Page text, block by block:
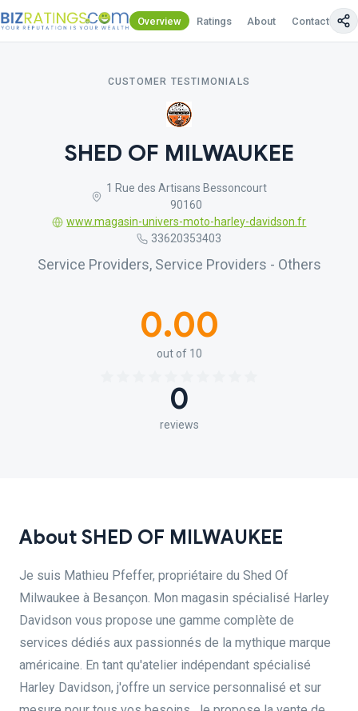
Overview Ratings About Contact Us
CUSTOMER TESTIMONIALS
SHED OF MILWAUKEE
1 Rue des Artisans Bessoncourt
90160
www.magasin-univers-moto-harley-davidson.fr
33620353403
Service Providers, Service Providers - Others
0.00
out of 10
0
reviews
About SHED OF MILWAUKEE
Je suis Mathieu Pfeffer, propriétaire du Shed Of
Milwaukee à Besançon. Mon magasin spécialisé Harley
Davidson vous propose une gamme complète de
services dédiés aux passionnés de la mythique marque
américaine. En tant qu'atelier indépendant spécialisé
Harley Davidson, j'offre un service personnalisé et sur